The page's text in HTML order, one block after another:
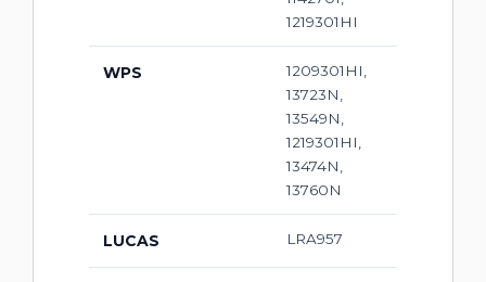
1219301HI
WPS
1209301HI,
13723N,
13549N,
1219301HI,
13474N,
13760N
LUCAS LRA957